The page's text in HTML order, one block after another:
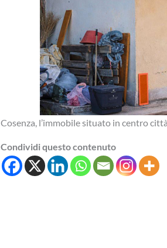
Cosenza, l’immobile situato in centro città
Condividi questo contenuto